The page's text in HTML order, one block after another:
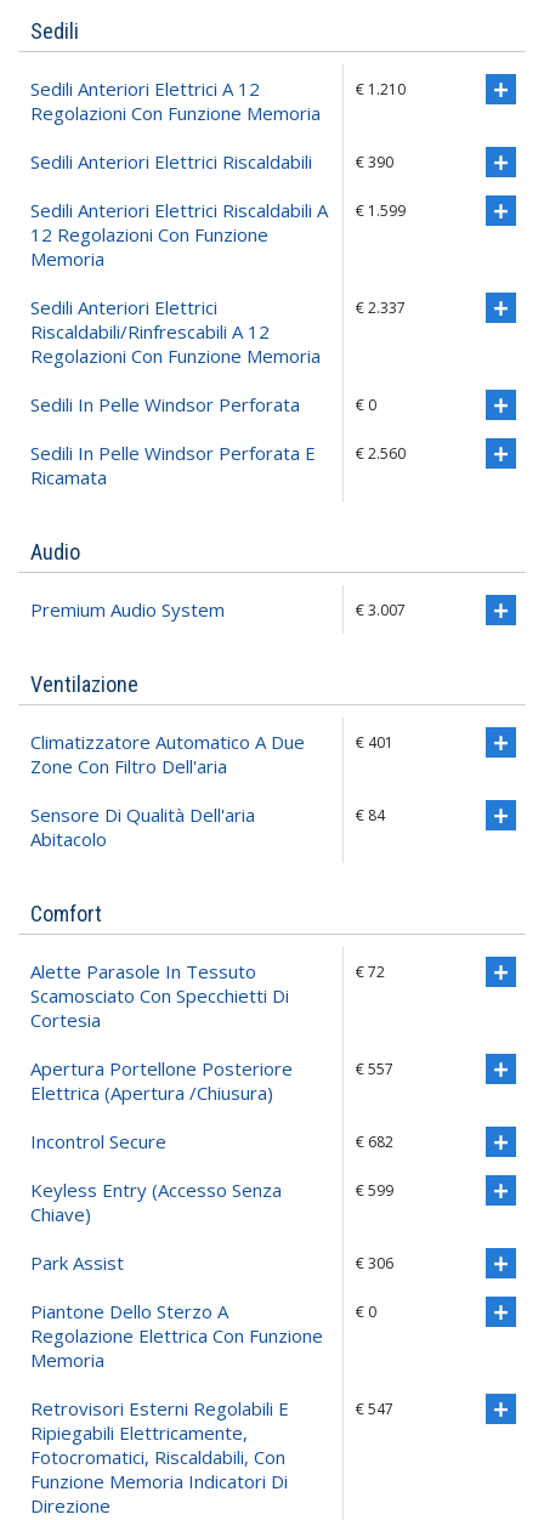
Sedili
Sedili Anteriori Elettrici A 12
Regolazioni Con Funzione Memoria
€ 1.210
Sedili Anteriori Elettrici Riscaldabili € 390
Sedili Anteriori Elettrici Riscaldabili A
12 Regolazioni Con Funzione
Memoria
€ 1.599
Sedili Anteriori Elettrici
Riscaldabili/rinfrescabili A 12
Regolazioni Con Funzione Memoria
€ 2.337
Sedili In Pelle Windsor Perforata € 0
Sedili In Pelle Windsor Perforata E
Ricamata
€ 2.560
Audio
Premium Audio System € 3.007
Ventilazione
Climatizzatore Automatico A Due
Zone Con Filtro Dell'aria
€ 401
Sensore Di Qualità Dell'aria
Abitacolo
€ 84
Comfort
Alette Parasole In Tessuto
Scamosciato Con Specchietti Di
Cortesia
€ 72
Apertura Portellone Posteriore
Elettrica (apertura /chiusura)
€ 557
Incontrol Secure € 682
Keyless Entry (accesso Senza
Chiave)
€ 599
Park Assist € 306
Piantone Dello Sterzo A
Regolazione Elettrica Con Funzione
Memoria
€ 0
Retrovisori Esterni Regolabili E
Ripiegabili Elettricamente,
Fotocromatici, Riscaldabili, Con
Funzione Memoria Indicatori Di
Direzione
€ 547